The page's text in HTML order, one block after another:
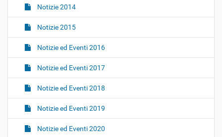
Notizie 2014
Notizie 2015
Notizie ed Eventi 2016
Notizie ed Eventi 2017
Notizie ed Eventi 2018
Notizie ed Eventi 2019
Notizie ed Eventi 2020